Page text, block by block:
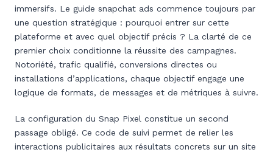
immersifs. Le guide snapchat ads commence toujours par
une question stratégique : pourquoi entrer sur cette
plateforme et avec quel objectif précis ? La clarté de ce
premier choix conditionne la réussite des campagnes.
Notoriété, trafic qualifié, conversions directes ou
installations d’applications, chaque objectif engage une
logique de formats, de messages et de métriques à suivre.
La configuration du Snap Pixel constitue un second
passage obligé. Ce code de suivi permet de relier les
interactions publicitaires aux résultats concrets sur un site